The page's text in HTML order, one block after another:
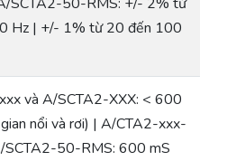
Hz | +/- 1% từ 20 đến 100
và A/SCTA2-XXX: < 600
nổi và rơi) | A/CTA2-xxx-
SCTA2-50-RMS: 600 mS